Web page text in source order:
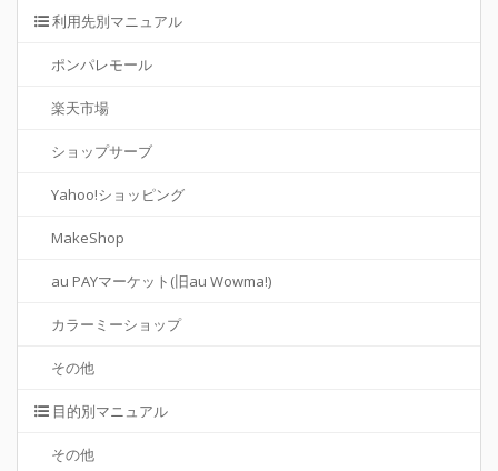
利用先別マニュアル
ポンパレモール
楽天市場
ショップサーブ
Yahoo!ショッピング
MakeShop
au PAYマーケット(旧au Wowma!)
カラーミーショップ
その他
目的別マニュアル
その他